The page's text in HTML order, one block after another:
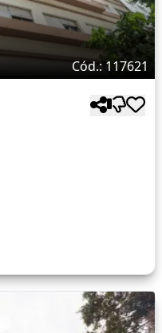
Cód.: 117621